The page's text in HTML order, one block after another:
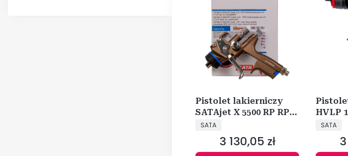
Pistolet lakierniczy
SATAjet X 5500 RP RPS
1,4 I 1061572
PRODUCENT
SATA
Cena
3 130,05 zł
HVLP
SATA